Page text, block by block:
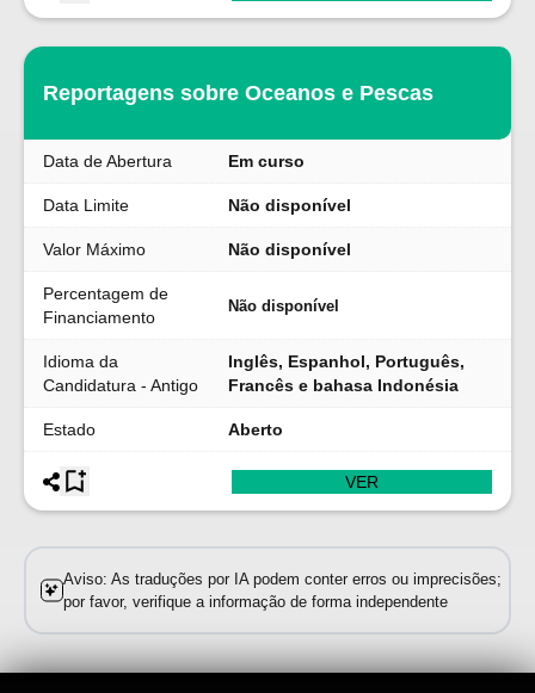
Reportagens sobre Oceanos e Pescas
Data de Abertura Em curso
Data Limite Não disponível
Valor Máximo Não disponível
Percentagem de
Financiamento
Não disponível
Idioma da
Candidatura - Antigo
Inglês, Espanhol, Português,
Francês e bahasa Indonésia
Estado Aberto
VER
Aviso: As traduções por IA podem conter erros ou imprecisões;
por favor, verifique a informação de forma independente